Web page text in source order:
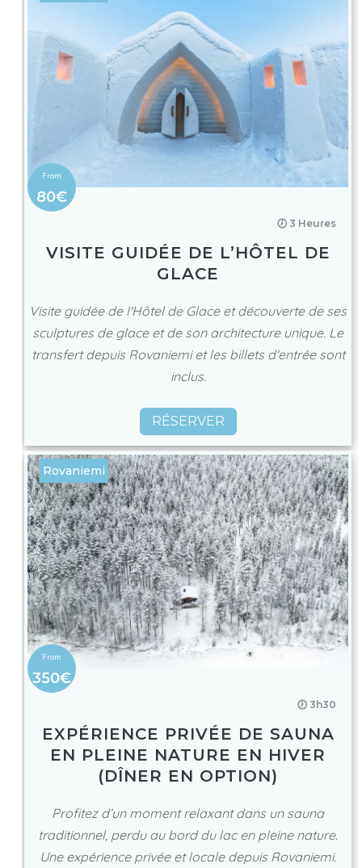
80€
🕖 3 Heures
VISITE GUIDÉE DE L’HÔTEL DE
GLACE
Visite guidée de l'Hôtel de Glace et découverte de ses
sculptures de glace et de son architecture unique. Le
transfert depuis Rovaniemi et les billets d'entrée sont
inclus.
RÉSERVER
Rovaniemi
350€
🕖 3h30
EXPÉRIENCE PRIVÉE DE SAUNA
EN PLEINE NATURE EN HIVER
(DÎNER EN OPTION)
Profitez d’un moment relaxant dans un sauna
traditionnel, perdu au bord du lac en pleine nature.
Une expérience privée et locale depuis Rovaniemi.